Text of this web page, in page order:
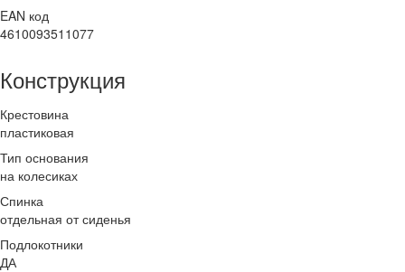
EAN код
4610093511077
Конструкция
Крестовина
пластиковая
Тип основания
на колесиках
Спинка
отдельная от сиденья
Подлокотники
ДА